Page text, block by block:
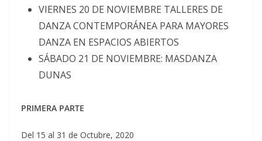
VIERNES 20 DE NOVIEMBRE TALLERES DE
DANZA CONTEMPORÁNEA PARA MAYORES
DANZA EN ESPACIOS ABIERTOS
SÁBADO 21 DE NOVIEMBRE: MASDANZA
DUNAS
PRIMERA PARTE
Del 15 al 31 de Octubre, 2020